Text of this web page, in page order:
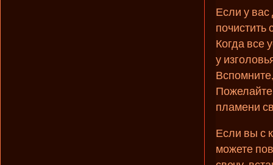
Если у
Когда все
у
пламени
Если вы с
можете